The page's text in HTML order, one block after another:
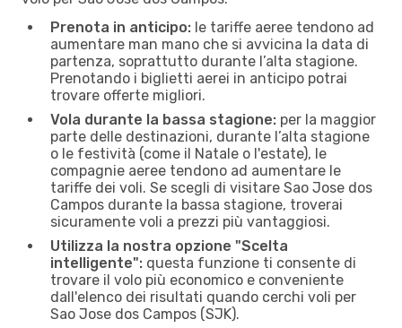
Prenota in anticipo: le tariffe aeree tendono ad
aumentare man mano che si avvicina la data di
partenza, soprattutto durante l’alta stagione.
Prenotando i biglietti aerei in anticipo potrai
trovare offerte migliori.
Vola durante la bassa stagione: per la maggior
parte delle destinazioni, durante l’alta stagione
o le festività (come il Natale o l'estate), le
compagnie aeree tendono ad aumentare le
tariffe dei voli. Se scegli di visitare Sao Jose dos
Campos durante la bassa stagione, troverai
sicuramente voli a prezzi più vantaggiosi.
Utilizza la nostra opzione "Scelta
intelligente": questa funzione ti consente di
trovare il volo più economico e conveniente
dall'elenco dei risultati quando cerchi voli per
Sao Jose dos Campos (SJK).